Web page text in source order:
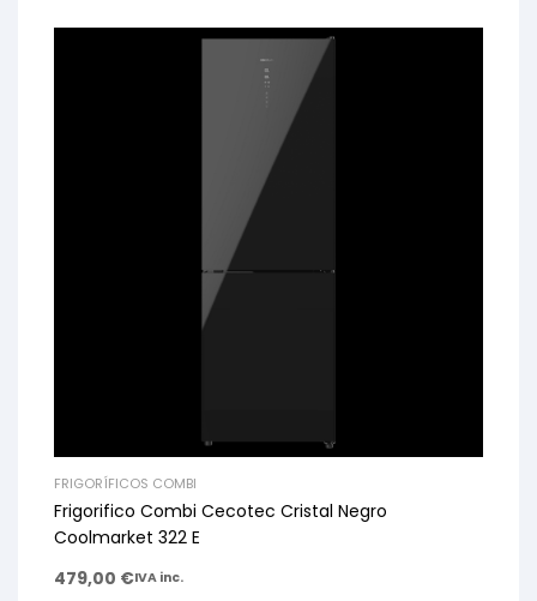
FRIGORÍFICOS COMBI
Frigorifico Combi Cecotec Cristal Negro
Coolmarket 322 E
479,00 €IVA inc.